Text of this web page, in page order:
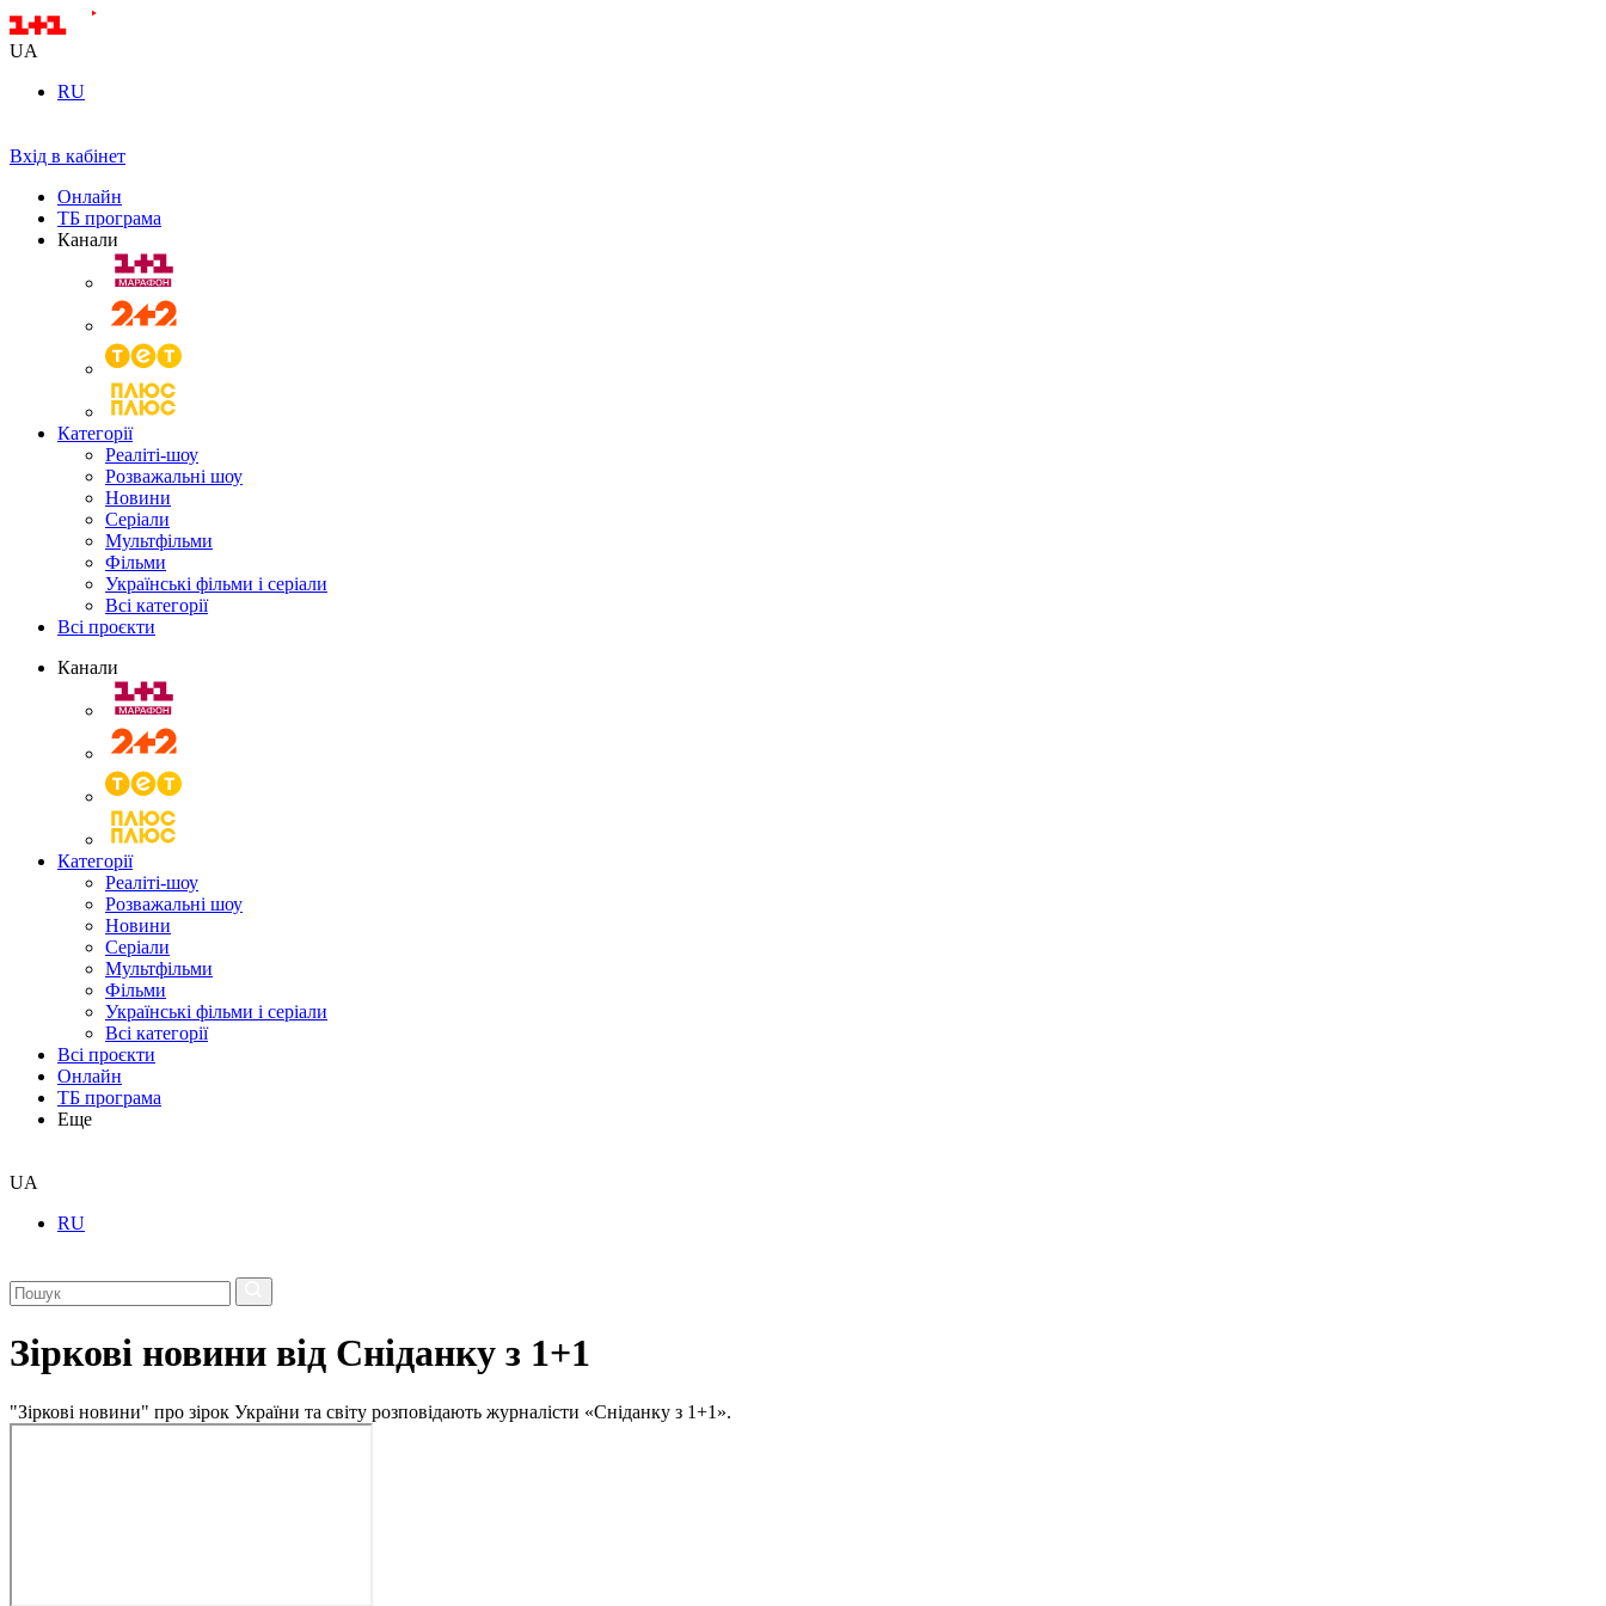
UA
RU
Вхід в кабінет
Онлайн
ТБ програма
Канали
Категорії
Реаліті-шоу
Розважальні шоу
Новини
Серіали
Мультфільми
Фільми
Українські фільми і серіали
Всі категорії
Всі проєкти
Канали
Категорії
Реаліті-шоу
Розважальні шоу
Новини
Серіали
Мультфільми
Фільми
Українські фільми і серіали
Всі категорії
Всі проєкти
Онлайн
ТБ програма
Еще
UA
RU
Зіркові новини від Сніданку з 1+1
"Зіркові новини" про зірок України та світу розповідають журналісти «Сніданку з 1+1».